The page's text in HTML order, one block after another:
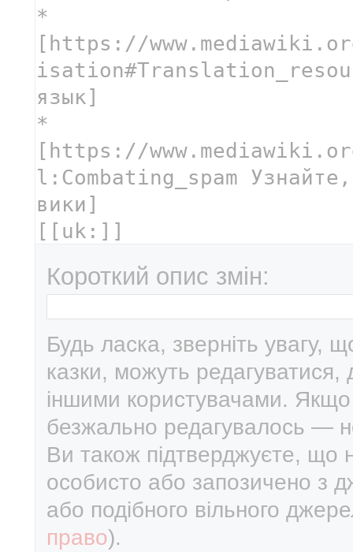
Короткий опис змін:
Будь ласка, зверніть увагу,
казки, можуть
іншими користувачами.
безжально редагувалось —
Ви також підтверджуєте, що
особисто або запозичено з
або подібного вільного
право).